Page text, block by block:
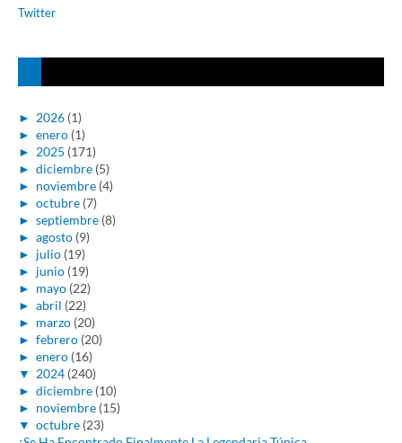
Twitter
► 2026 (1)
► enero (1)
► 2025 (171)
► diciembre (5)
► noviembre (4)
► octubre (7)
► septiembre (8)
► agosto (9)
► julio (19)
► junio (19)
► mayo (22)
► abril (22)
► marzo (20)
► febrero (20)
► enero (16)
▼ 2024 (240)
► diciembre (10)
► noviembre (15)
▼ octubre (23)